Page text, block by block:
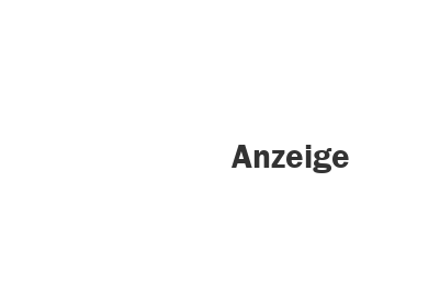
Anzeige